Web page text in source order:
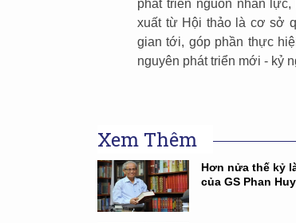
phát triển nguồn nhân
xuất từ Hội thảo là cơ sở
gian tới, góp phần thực
nguyên phát triển mới - kỷ
Xem Thêm
Hơn nửa thế kỷ
của GS Phan